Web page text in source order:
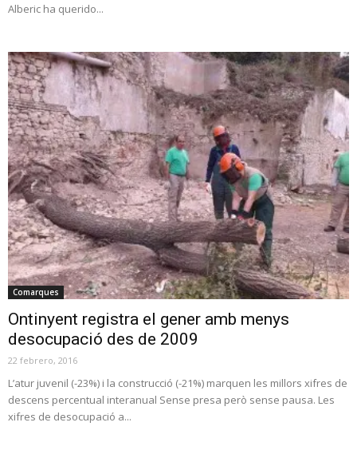
Alberic ha querido...
Comarques
Ontinyent registra el gener amb menys
desocupació des de 2009
22 febrero, 2016
L’atur juvenil (-23%) i la construcció (-21%) marquen les millors xifres de
descens percentual interanual Sense presa però sense pausa. Les
xifres de desocupació a...